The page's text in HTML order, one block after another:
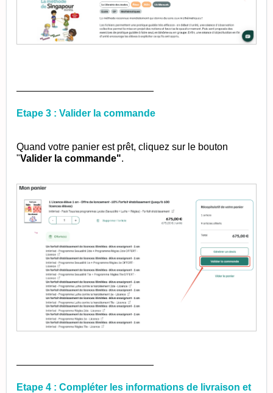
Etape 3 : Valider la commande
Quand votre panier est prêt, cliquez sur le bouton
"Valider la commande".
Etape 4 : Compléter les informations de livraison et